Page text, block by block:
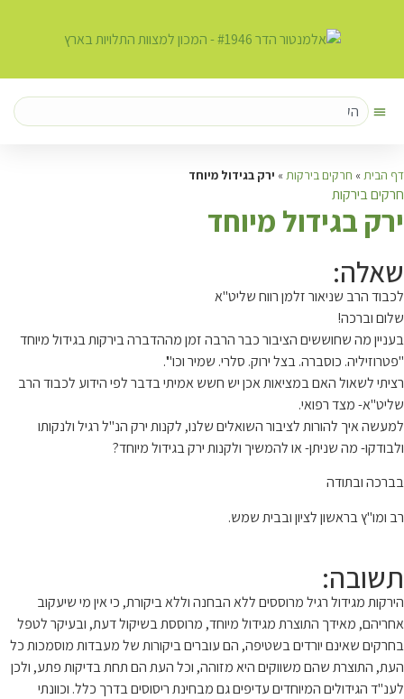
דף הבית » חרקים בירקות » ירק בגידול מיוחד
חרקים בירקות
ירק בגידול מיוחד
שאלה:
לכבוד הרב שניאור זלמן רווח שליט"א
שלום וברכה!
בעניין מה שחוששים הציבור כבר הרבה זמן מההדברה בירקות בגידול מיוחד
"פטרוזיליה. כוסברה. בצל ירוק. סלרי. שמיר וכו"'.
רציתי לשאול האם במציאות אכן יש חשש אמיתי בדבר לפי הידוע לכבוד הרב
שליט"א- מצד רפואי.
למעשה איך להורות לציבור השואלים שלנו, לקנות ירק הנ"ל רגיל ולנקותו
ולבודקו- מה שניתן- או להמשיך ולקנות ירק בגידול מיוחד?
בברכה ובתודה
רב ומו"ץ בראשון לציון ובבית שמש.
תשובה:
הירקות מגידול רגיל מרוססים ללא הבחנה וללא ביקורת, כי אין מי שיעקוב
אחריהם, מאידך התוצרת מגידול מיוחד, מרוססת בשיקול דעת, ובעיקר לטפל
בחרקים שאינם יורדים בשטיפה, הם עוברים ביקורות של מעבדות מוסמכות כל
העת, התוצרת שהם משווקים היא מזוהה, וכל העת הם תחת בדיקות פתע, ולכן
לענ"ד הגידולים המיוחדים עדיפים גם מבחינת ריסוסים בדרך כלל. וכוונתי